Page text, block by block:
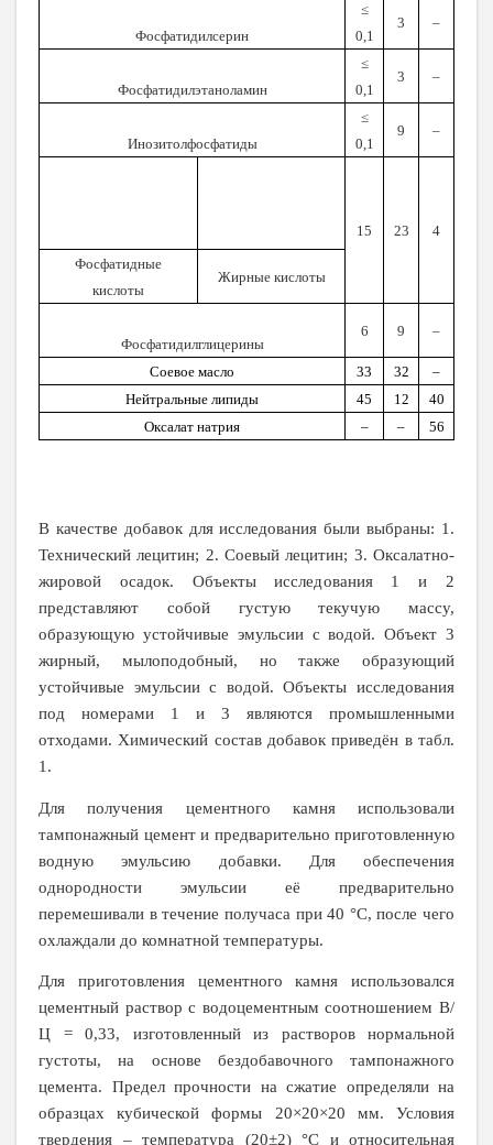
Фосфатидилсерин
≤
0,1
3 –
Фосфатидилэтаноламин
≤
0,1
3 –
Инозитолфосфатиды
≤
0,1
9 –
15 23
4
Фосфатидные
кислоты
Жирные кислоты
Фосфатидилглицерины
6 9 –
Соевое масло 33 32
–
Нейтральные липиды
45 12
40
Оксалат натрия
– – 56
В качестве добавок для исследования были выбраны: 1.
Технический лецитин; 2. Соевый лецитин; 3. Оксалатно-
жировой осадок. Объекты исследования 1 и 2
представляют собой густую текучую массу,
образующую устойчивые эмульсии с водой. Объект 3
жирный, мылоподобный, но также образующий
устойчивые эмульсии с водой. Объекты исследования
под номерами 1 и 3 являются промышленными
отходами. Химический состав добавок приведён в табл.
1.
Для получения цементного камня использовали
тампонажный цемент и предварительно приготовленную
водную эмульсию добавки. Для обеспечения
однородности эмульсии её предварительно
перемешивали в течение получаса при 40 °С, после чего
охлаждали до комнатной температуры.
Для приготовления цементного камня использовался
цементный раствор с водоцементным соотношением В/
Ц = 0,33, изготовленный из растворов нормальной
густоты, на основе бездобавочного тампонажного
цемента. Предел прочности на сжатие определяли на
образцах кубической формы 20×20×20 мм. Условия
твердения – температура (20±2) °С и относительная